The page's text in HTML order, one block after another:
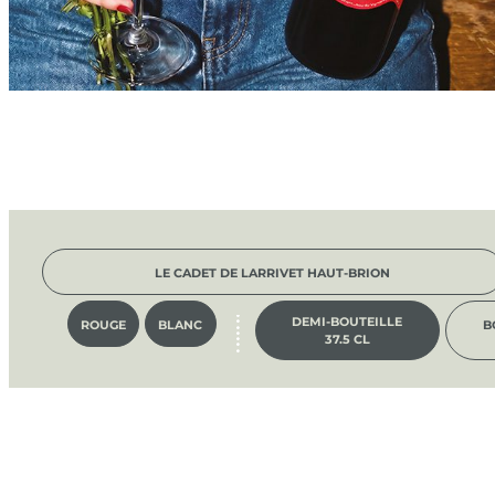
LE CADET DE LARRIVET HAUT-BRION
ROUGE BLANC
DEMI-BOUTEILLE
37.5 CL